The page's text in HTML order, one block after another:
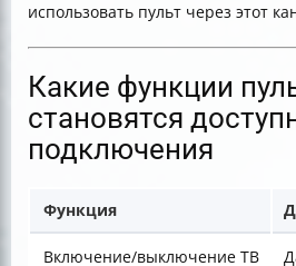
использовать пульт через этот
Какие функции
становятся
подключения
Функция
Включение/выключение ТВ